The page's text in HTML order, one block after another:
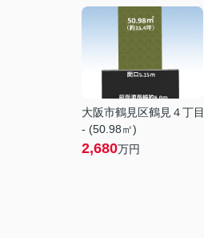
大阪市鶴見区鶴見４丁目
- (50.98㎡)
2,680万円